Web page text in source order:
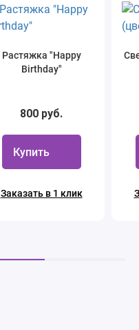
Растяжка "Happy
Birthday"
800 руб.
Купить
Заказать в 1 клик